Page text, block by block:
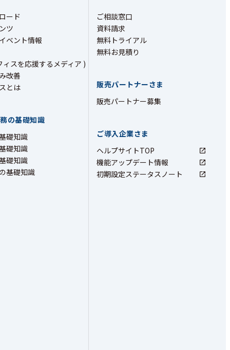
ード
ツ
ベント情報
ィスを応援するメディア )
改善
とは
の基礎知識
礎知識
礎知識
礎知識
基礎知識
ご相談窓口
資料請求
無料トライアル
無料お見積り
販売パートナーさま
販売パートナー募集
ご導入企業さま
ヘルプサイトTOP
機能アップデート情報
初期設定ステータスノート